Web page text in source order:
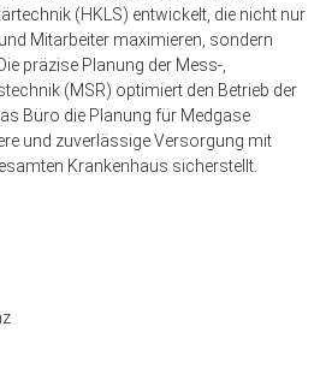
(HKLS) entwickelt, die nicht nur
Mitarbeiter maximieren, sondern
präzise Planung der Mess-,
(MSR) optimiert den Betrieb der
Büro die Planung für Medgase
und zuverlässige Versorgung mit
Krankenhaus sicherstellt.